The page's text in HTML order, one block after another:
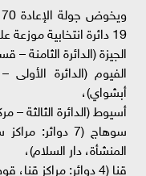
19 دائرة انتخابية موزعة على 7 محافظات، تشمل:
الجيزة (الدائرة الثامنة –
الفيوم (الدائرة الأولى
أبشواي)،
أسيوط (الدائرة الثالثة –
سوهاج (7 دوائر:
المنشأة، دار السلام)،
قنا (4 دوائر: مراكز قنا، قوص، نجع حمادي، أبو تشت)،